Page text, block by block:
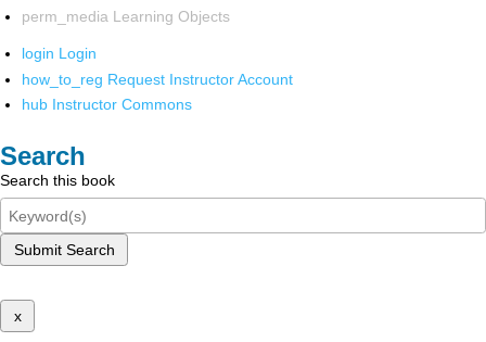
perm_media Learning Objects
login Login
how_to_reg Request Instructor Account
hub Instructor Commons
Search
Search this book
Submit Search
x